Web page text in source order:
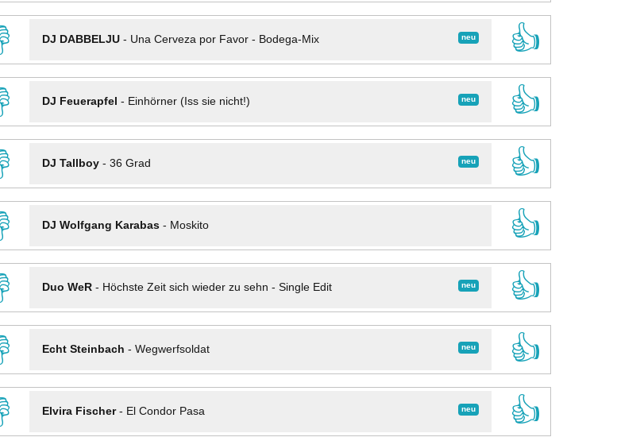
neu
DJ DABBELJU- Una Cerveza por Favor - Bodega-Mix
👍
neu
DJ Feuerapfel - Einhörner (Iss sie nicht!)
👍
neu
DJ Tallboy- 36 Grad
👍
DJ Wolfgang Karabas- Moskito
👍
neu
Duo WeR- Höchste Zeit sich wieder zu sehn - Single Edit
👍
neu
Echt Steinbach - Wegwerfsoldat
👍
neu
Elvira Fischer- El Condor Pasa
👍